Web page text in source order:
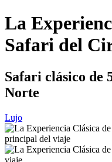
La
Safari del
Safari clásico de
Norte
Lujo